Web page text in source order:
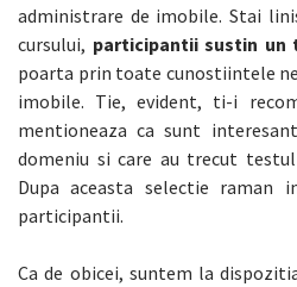
administrare de imobile. Stai
cursului, participantii sustin un
poarta prin toate cunostiintele
imobile. Tie, evident, ti-i
mentioneaza ca sunt
domeniu si care au trecut
Dupa aceasta selectie
participantii.
Ca de obicei, suntem la